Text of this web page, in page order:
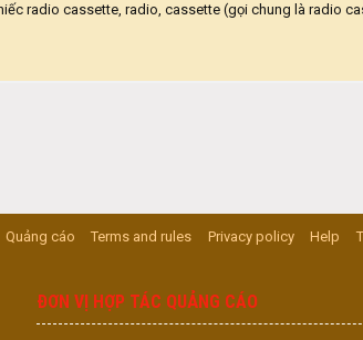
radio cassette, radio, cassette (gọi chung là radio
Quảng cáo Terms and rules Privacy policy Help
ĐƠN VỊ HỢP TÁC QUẢNG CÁO